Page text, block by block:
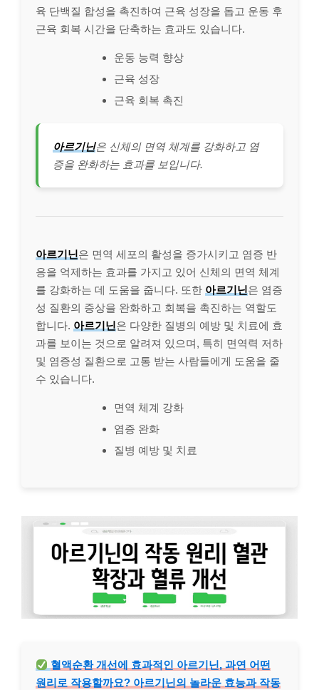
육 단백질 합성을 촉진하여 근육 성장을 돕고 운동 후
근육 회복 시간을 단축하는 효과도 있습니다.
운동 능력 향상
근육 성장
근육 회복 촉진
아르기닌은 신체의 면역 체계를 강화하고 염
증을 완화하는 효과를 보입니다.
아르기닌은 면역 세포의 활성을 증가시키고 염증 반
응을 억제하는 효과를 가지고 있어 신체의 면역 체계
를 강화하는 데 도움을 줍니다. 또한 아르기닌은 염증
성 질환의 증상을 완화하고 회복을 촉진하는 역할도
합니다. 아르기닌은 다양한 질병의 예방 및 치료에 효
과를 보이는 것으로 알려져 있으며, 특히 면역력 저하
및 염증성 질환으로 고통 받는 사람들에게 도움을 줄
수 있습니다.
면역 체계 강화
염증 완화
질병 예방 및 치료
혈액순환 개선에 효과적인 아르기닌, 과연 어떤
원리로 작용할까요? 아르기닌의 놀라운 효능과 작동